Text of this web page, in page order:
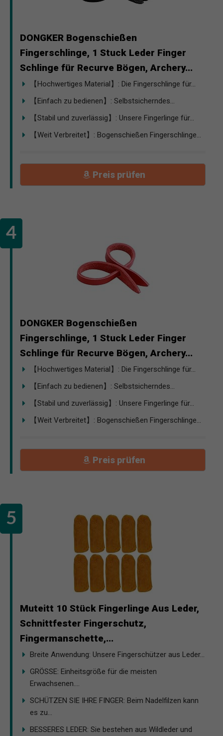
DONGKER Bogenschießen
Fingerschlinge, 1 Stuck Leder Finger
Schlinge für Recurve Bögen, Archery...
【Hochwertiges Material】: Die Fingerschlinge für...
【Einfach zu bedienen】: Selbstsicherndes...
【Stabil und zuverlässig】: Unsere Fingerlinge für...
【Weit Verbreitet】: Bogenschießen Fingerschlinge...
Preis prüfen
DONGKER Bogenschießen
Fingerschlinge, 1 Stuck Leder Finger
Schlinge für Recurve Bögen, Archery...
【Hochwertiges Material】: Die Fingerschlinge für...
【Einfach zu bedienen】: Selbstsicherndes...
【Stabil und zuverlässig】: Unsere Fingerlinge für...
【Weit Verbreitet】: Bogenschießen Fingerschlinge...
Preis prüfen
Muteitt 10 Stück Fingerlinge Aus Leder,
Schnittfester Fingerschutz,
Fingermanschette,...
Breite Anwendung: Unsere Fingerschützer aus Leder...
GRÖSSE: Einheitsgröße für die meisten
Erwachsenen....
SCHÜTZEN SIE IHRE FINGER: Beim Nadelfilzen kann
es zu...
BESSERES LEDER: Sie bestehen aus Wildleder und